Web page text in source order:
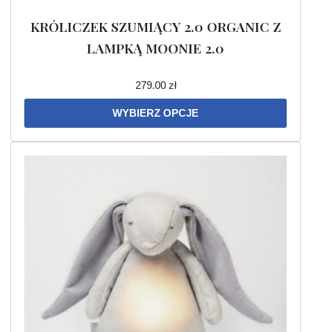
KRÓLICZEK SZUMIĄCY 2.0 ORGANIC Z
LAMPKĄ MOONIE 2.0
279.00 zł
WYBIERZ OPCJE